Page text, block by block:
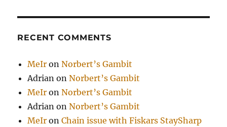
RECENT COMMENTS
MeIr onNorbert’s Gambit
Adrian onNorbert’s Gambit
MeIr onNorbert’s Gambit
Adrian onNorbert’s Gambit
MeIr onChain issue with Fiskars StaySharp